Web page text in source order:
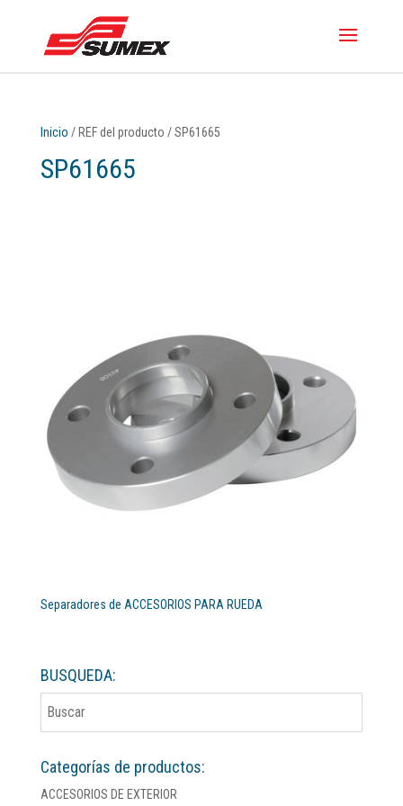
Inicio / REF del producto / SP61665
SP61665
Separadores de ACCESORIOS PARA RUEDA
BUSQUEDA:
Categorías de productos:
ACCESORIOS DE EXTERIOR